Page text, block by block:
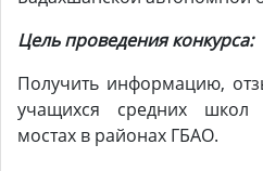
Цель проведения конкурса:
Получить информацию,
учащихся средних школ
мостах в районах ГБАО.